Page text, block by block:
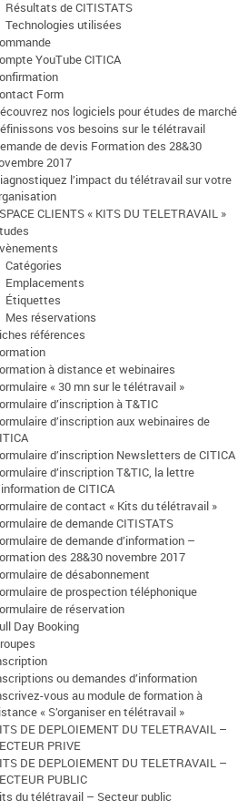
Résultats de CITISTATS
Technologies utilisées
YouTube CITICA
Form
nos logiciels pour études de marché
vos besoins sur le télétravail
de devis Formation des 28&30
2017
l’impact du télétravail sur votre
CLIENTS « KITS DU TELETRAVAIL »
Catégories
Emplacements
Étiquettes
Mes réservations
références
à distance et webinaires
« 30 mn sur le télétravail »
d’inscription à T&TIC
d’inscription aux webinaires de
d’inscription Newsletters de CITICA
d’inscription T&TIC, la lettre
de CITICA
de contact « Kits du télétravail »
de demande CITISTATS
de demande d’information –
des 28&30 novembre 2017
de désabonnement
de prospection téléphonique
de réservation
Day Booking
ou demandes d’information
vous au module de formation à
« S’organiser en télétravail »
DE DEPLOIEMENT DU TELETRAVAIL –
PRIVE
DE DEPLOIEMENT DU TELETRAVAIL –
PUBLIC
du télétravail – Secteur public